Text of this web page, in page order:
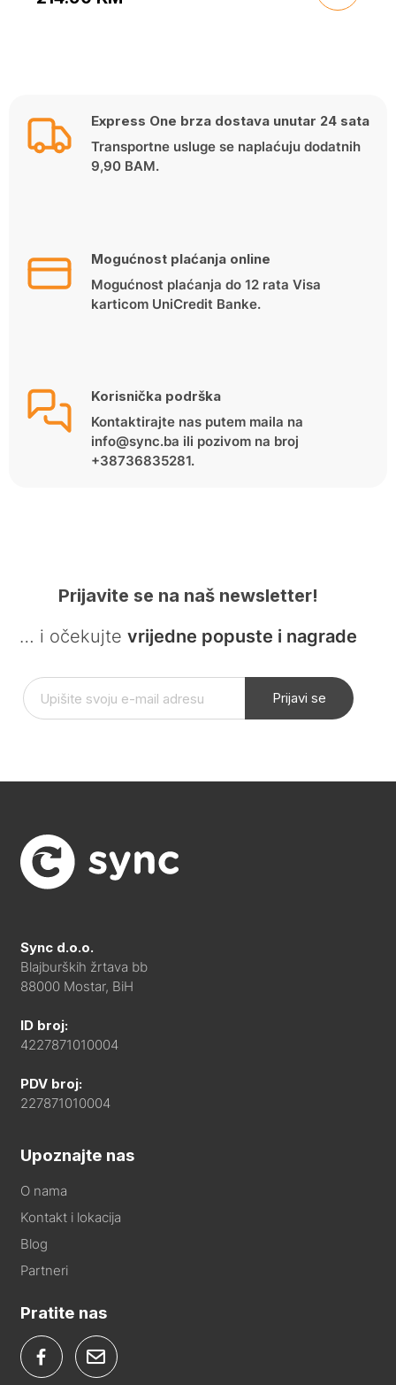
Express One brza dostava unutar 24 sata
Transportne usluge se naplaćuju dodatnih
9,90 BAM.
Mogućnost plaćanja online
Mogućnost plaćanja do 12 rata Visa
karticom UniCredit Banke.
Korisnička podrška
Kontaktirajte nas putem maila na
info@sync.ba ili pozivom na broj
+38736835281.
Prijavite se na naš newsletter!
… i očekujte vrijedne popuste i nagrade
Prijavi se
Sync d.o.o.
Blajburških žrtava bb
88000 Mostar, BiH
ID broj:
4227871010004
PDV broj:
227871010004
Upoznajte nas
O nama
Kontakt i lokacija
Blog
Partneri
Pratite nas